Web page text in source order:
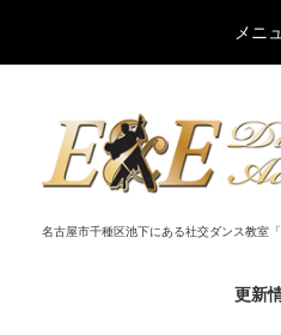
名古屋市千種区池下にある社交ダンス教室
更新
メニ